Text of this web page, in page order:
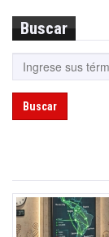
Buscar
Buscar